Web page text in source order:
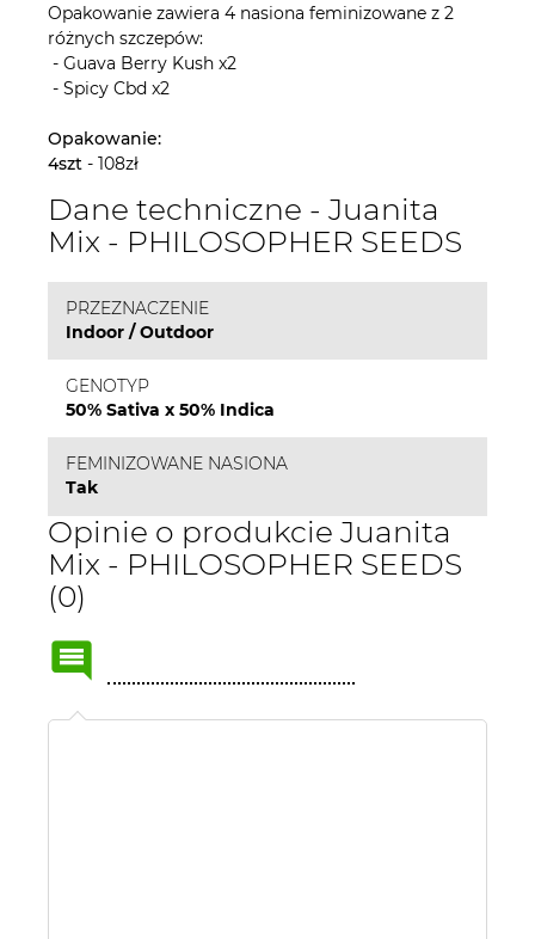
Opakowanie zawiera 4 nasiona feminizowane z 2
różnych szczepów:
- Guava Berry Kush x2
- Spicy Cbd x2
Opakowanie:
4szt - 108zł
Dane techniczne - Juanita
Mix - PHILOSOPHER SEEDS
PRZEZNACZENIE
Indoor / Outdoor
GENOTYP
50% Sativa x 50% Indica
FEMINIZOWANE NASIONA
Tak
Opinie o produkcie Juanita
Mix - PHILOSOPHER SEEDS
(0)